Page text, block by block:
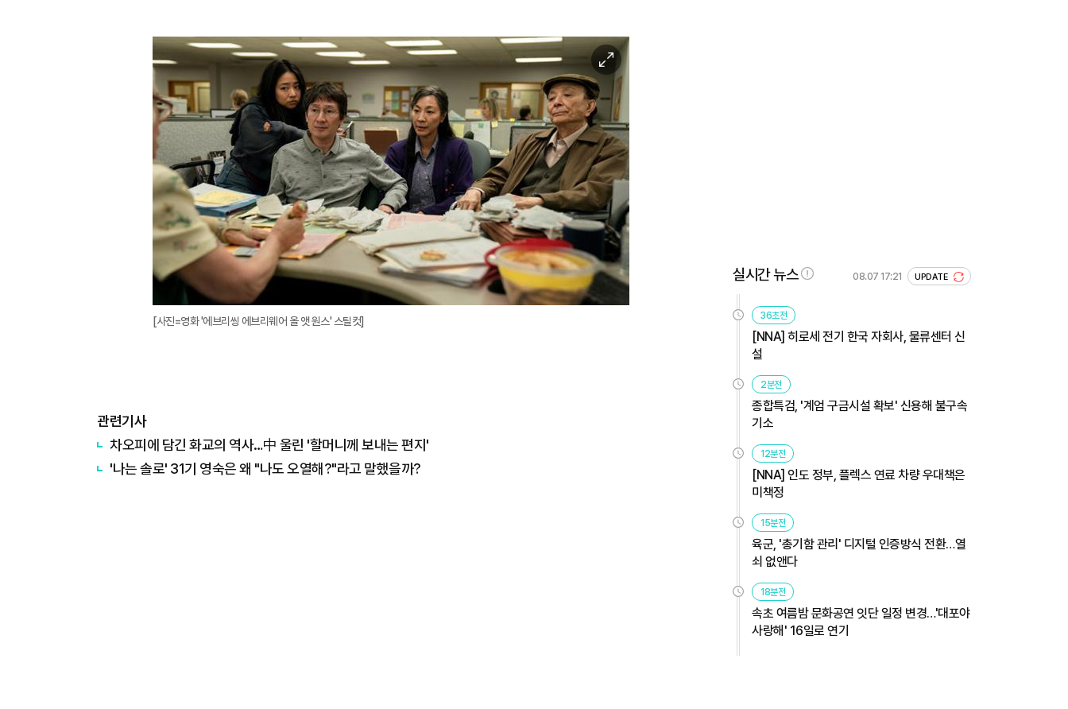
이
미
지
확
대
[사진=영화 '에브리씽 에브리웨어 올 앳 원스' 스틸컷]
관련기사
차오피에 담긴 화교의 역사…中 울린 '할머니께 보내는 편지'
'나는 솔로' 31기 영숙은 왜 "나도 오열해?"라고 말했을까?
실시간 뉴스 08.07 17:21 UPDATE
36초전
[NNA] 히로세 전기 한국 자회사, 물류센터 신
설
2분전
종합특검, '계엄 구금시설 확보' 신용해 불구속
기소
12분전
[NNA] 인도 정부, 플렉스 연료 차량 우대책은
미책정
15분전
육군, '총기함 관리' 디지털 인증방식 전환…열
쇠 없앤다
18분전
속초 여름밤 문화공연 잇단 일정 변경…'대포야
사랑해' 16일로 연기